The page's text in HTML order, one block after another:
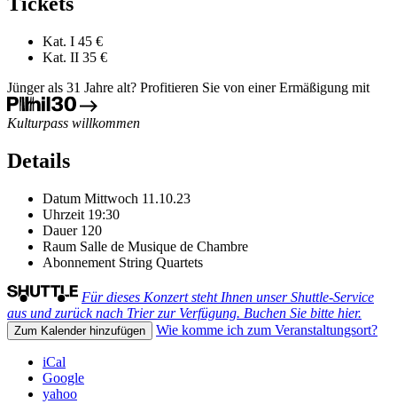
Kat. I 45 €
Kat. II 35 €
Jünger als 31 Jahre alt? Profitieren Sie von einer Ermäßigung mit
Kulturpass willkommen
Details
Datum Mittwoch 11.10.23
Uhrzeit 19:30
Dauer 120
Raum Salle de Musique de Chambre
Abonnement String Quartets
Für dieses Konzert steht Ihnen unser Shuttle-Service
aus und zurück nach Trier zur Verfügung. Buchen Sie bitte hier.
Zum Kalender hinzufügen Wie komme ich zum Veranstaltungsort?
iCal
Google
yahoo